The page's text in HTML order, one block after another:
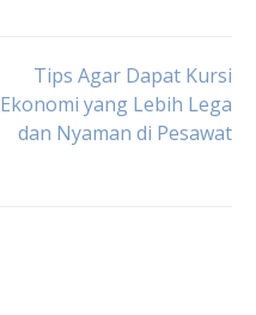
Tips Agar Dapat Kursi
Ekonomi yang Lebih Lega
dan Nyaman di Pesawat